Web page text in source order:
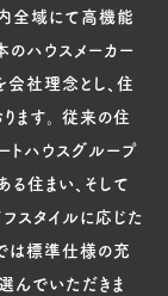
全域にて高機能
ハウスメーカー
会社理念とし、住
ます。 従来の住
トハウスグループ
る住まい、そして
スタイルに応じた
は標準仕様の充
んでいただきま